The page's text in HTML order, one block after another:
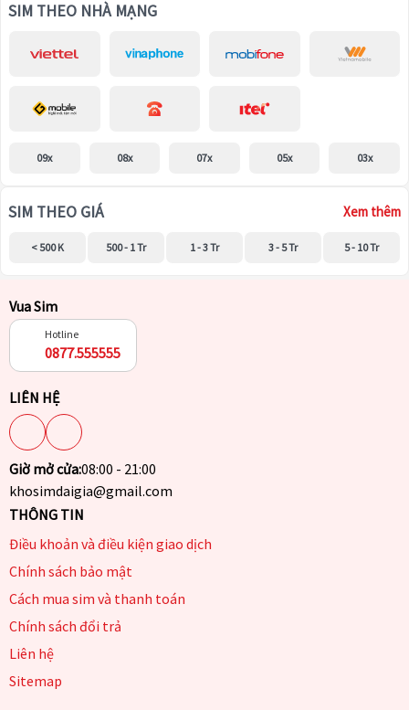
SIM THEO NHÀ MẠNG
09x 08x 07x 05x 03x
SIM THEO GIÁ Xem thêm
< 500 K 500 - 1 Tr 1 - 3 Tr 3 - 5 Tr 5 - 10 Tr
Vua Sim
Hotline
0877.555555
LIÊN HỆ
Giờ mở cửa:08:00 - 21:00
khosimdaigia@gmail.com
THÔNG TIN
Điều khoản và điều kiện giao dịch
Chính sách bảo mật
Cách mua sim và thanh toán
Chính sách đổi trả
Liên hệ
Sitemap